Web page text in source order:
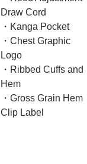
Draw Cord
・Kanga Pocket
・Chest Graphic
Logo
・Ribbed Cuffs and
Hem
・Gross Grain Hem
Clip Label